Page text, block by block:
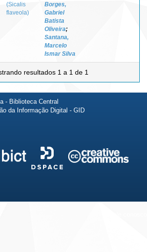
(Sicalis
flaveola)
Borges,
Gabriel
Batista
Oliveira;
Santana,
Marcelo
Ismar Silva
resultados 1 a 1 de 1
- Biblioteca Central
da Informação Digital - GID